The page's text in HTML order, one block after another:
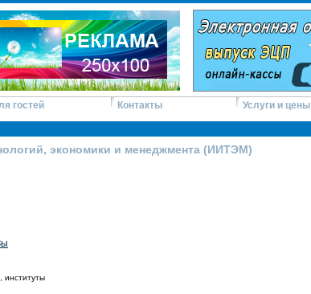
гостей Контакты Услуги и цены
экономики и менеджмента (ИИТЭМ)
институты